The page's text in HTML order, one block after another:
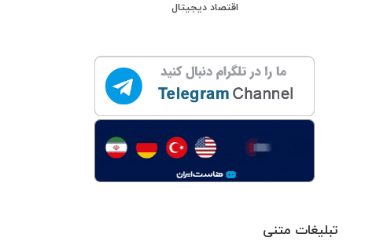
اقتصاد دیجیتال
تبلیغات متنی